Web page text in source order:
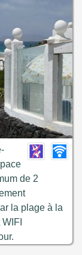
de 2
la plage à la